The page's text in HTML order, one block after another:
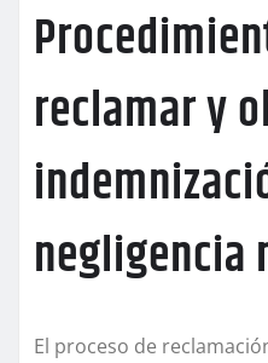
reclamar y
negligencia
El proceso de